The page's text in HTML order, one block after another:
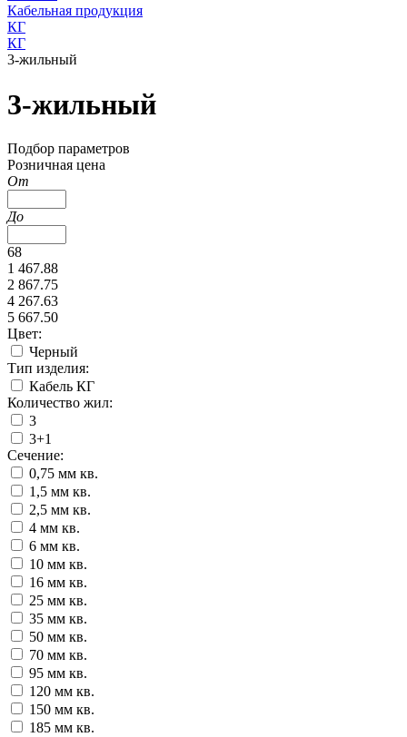
Кабельная продукция
КГ
КГ
3-жильный
3-жильный
Подбор параметров
Розничная цена
От
До
68
1 467.88
2 867.75
4 267.63
5 667.50
Цвет:
Черный
Тип изделия:
Кабель КГ
Количество жил:
3
3+1
Сечение:
0,75 мм кв.
1,5 мм кв.
2,5 мм кв.
4 мм кв.
6 мм кв.
10 мм кв.
16 мм кв.
25 мм кв.
35 мм кв.
50 мм кв.
70 мм кв.
95 мм кв.
120 мм кв.
150 мм кв.
185 мм кв.